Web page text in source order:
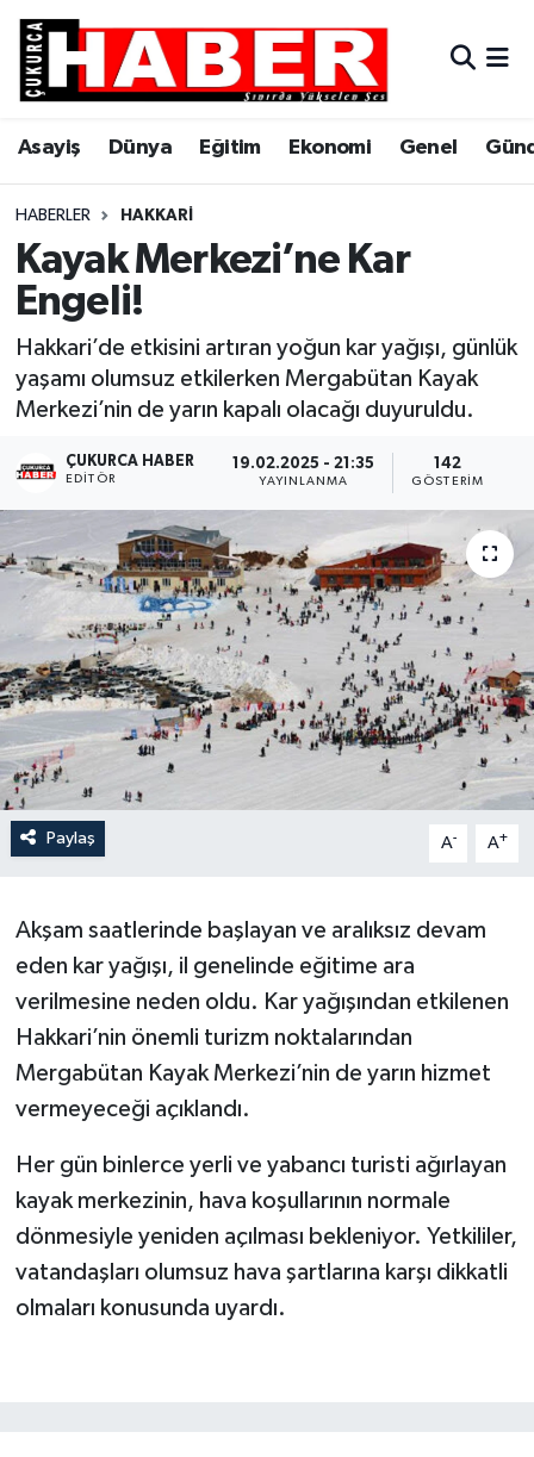
Asayiş Dünya Eğitim Ekonomi Genel
HABERLER HAKKARI
Kayak Merkezi’ne Kar
Engeli!
Hakkari’de etkisini artıran yoğun kar yağışı, günlük
yaşamı olumsuz etkilerken Mergabütan Kayak
Merkezi’nin de yarın kapalı olacağı duyuruldu.
ÇUKURCA HABER
EDITÖR
19.02.2025 - 21:35
YAYINLANMA
142
GÖSTERIM
Paylaş A- A+
Akşam saatlerinde başlayan ve aralıksız devam
eden kar yağışı, il genelinde eğitime ara
verilmesine neden oldu. Kar yağışından etkilenen
Hakkari’nin önemli turizm noktalarından
Mergabütan Kayak Merkezi’nin de yarın hizmet
vermeyeceği açıklandı.
Her gün binlerce yerli ve yabancı turisti ağırlayan
kayak merkezinin, hava koşullarının normale
dönmesiyle yeniden açılması bekleniyor. Yetkililer,
vatandaşları olumsuz hava şartlarına karşı dikkatli
olmaları konusunda uyardı.
Asayiş
Dünya
Eğitim
Ekonomi
Hakkari
Siyaset
Son Dakika
Teknoloji
Yaşam
Hava Durumu
Trafik Durumu
Süper Lig Puan Durumu ve Fikstür
Tüm Manşetler